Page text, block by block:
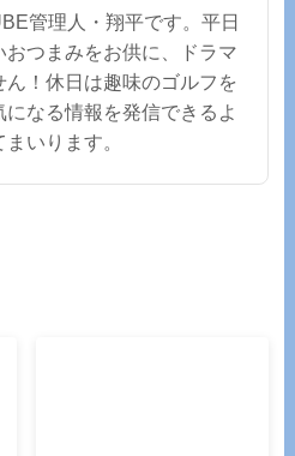
管理人・翔平です。平日
つまみをお供に、ドラマ
！休日は趣味のゴルフを
なる情報を発信できるよ
まいります。